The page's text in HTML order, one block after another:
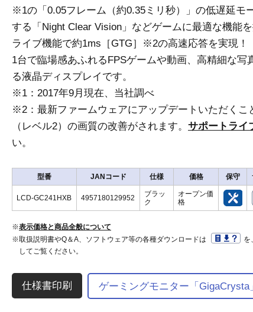
※1の「0.05フレーム（約0.35ミリ秒）」の低遅延モ
する「Night Clear Vision」などゲームに最適な機能
ライブ機能で約1ms［GTG］※2の高速応答を実現！
1台で臨場感あふれるFPSゲームや動画、高精細な写
る液晶ディスプレイです。
※1：2017年9月現在、当社調べ
※2：最新ファームウェアにアップデートいただくこ
（レベル2）の画質の改善がされます。 サポートライ
い。
型番 JANコード 仕様 価格 保守
LCD-GC241HXB 4957180129952
ブラッ
ク
オープン価
格
※表示価格と商品全般について
※取扱説明書やQ＆A、ソフトウェア等の各種ダウンロードは
を
してご覧ください。
ゲーミングモニター「GigaCrysta